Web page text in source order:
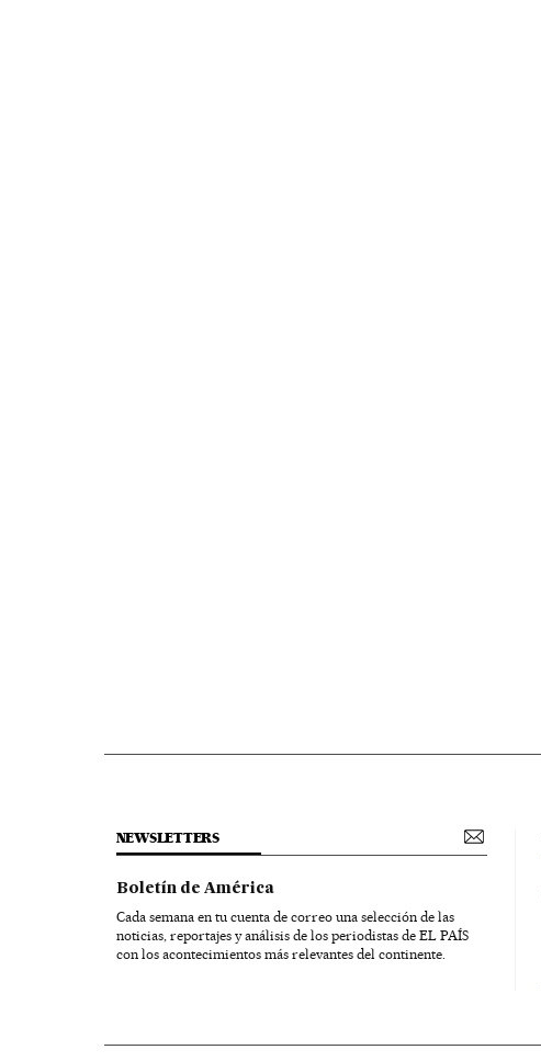
NEWSLETTERS
Boletín de América
Cada semana en tu cuenta de correo una selección de las
noticias, reportajes y análisis de los periodistas de EL PAÍS
con los acontecimientos más relevantes del continente.